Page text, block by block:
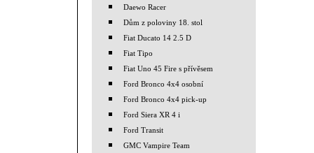
Daewo Racer
Dům z poloviny 18. stol
Fiat Ducato 14 2.5 D
Fiat Tipo
Fiat Uno 45 Fire s přívěsem
Ford Bronco 4x4 osobní
Ford Bronco 4x4 pick-up
Ford Siera XR 4 i
Ford Transit
GMC Vampire Team